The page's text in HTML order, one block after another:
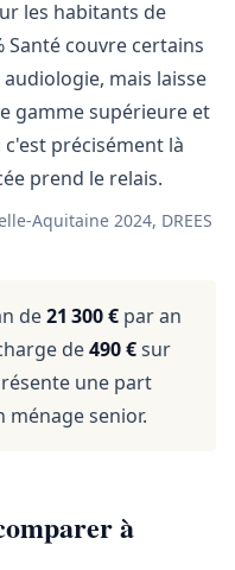
les habitants de
Santé couvre certains
mais laisse
gamme supérieure et
précisément là
prend le relais.
Aquitaine 2024, DREES
de21 300 € par an
de490 €sur
une part
senior.
à